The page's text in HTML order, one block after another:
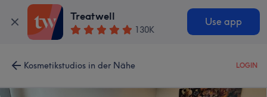
Treatwell
130K
Use app
Kosmetikstudios in der Nähe LOGIN